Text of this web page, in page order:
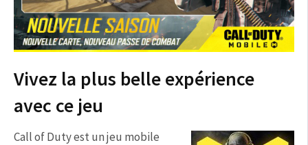
Vivez la plus belle expérience
avec ce jeu
Call of Duty est un jeu mobile